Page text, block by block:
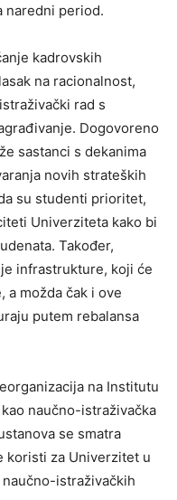
naredni period.
kadrovskih
na racionalnost,
rad s
Dogovoreno
sastanci s dekanima
novih strateških
su studenti prioritet,
Univerziteta kako bi
Također,
infrastrukture, koji će
a možda čak i ove
putem rebalansa
na Institutu
naučno-istraživačka
se smatra
koristi za Univerzitet u
istraživačkih